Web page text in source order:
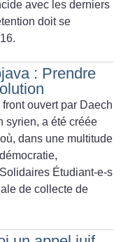
avec les derniers
doit se
: Prendre
ouvert par Daech
syrien, a été créée
dans une multitude
Étudiant-e-s
de collecte de